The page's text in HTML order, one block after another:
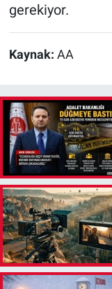
gerekiyor.
Kaynak: AA